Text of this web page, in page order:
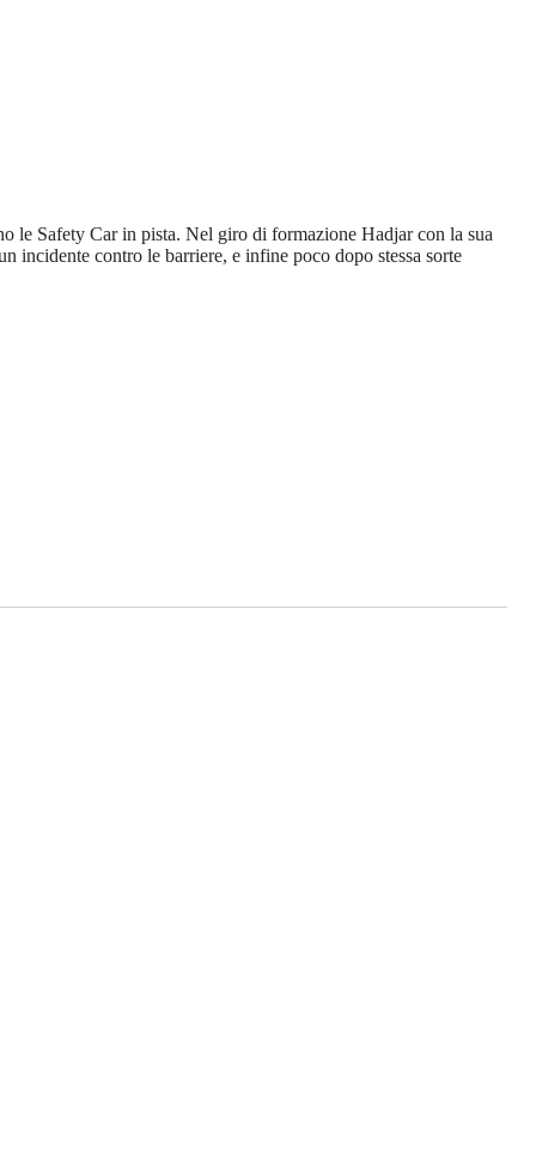
le Safety Car in pista. Nel giro di formazione Hadjar con la sua
incidente contro le barriere, e infine poco dopo stessa sorte